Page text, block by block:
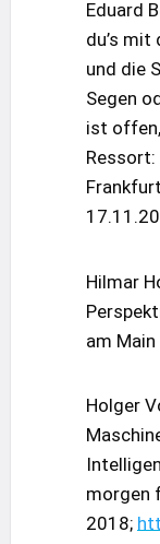
Eduard
du’s mit
und die
Segen
ist
Hilmar
am
Holger
morgen
2018;